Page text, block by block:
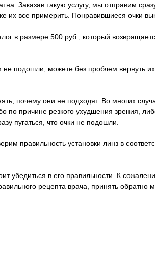
Заказав такую услугу, мы отправим
их все примерить. Понравившиеся очки
в размере 500 руб., который
не подошли, можете без проблем вернуть
почему они не подходят. Во многих
по причине резкого ухудшения зрения,
пугаться, что очки не подошли.
правильность установки линз в
убедиться в его правильности. К
рецепта врача, принять